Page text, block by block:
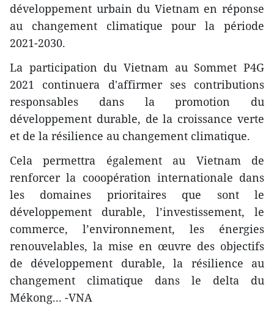
développement urbain du Vietnam en réponse
au changement climatique pour la période
2021-2030.
La participation du Vietnam au Sommet P4G
2021 continuera d'affirmer ses contributions
responsables dans la promotion du
développement durable, de la croissance verte
et de la résilience au changement climatique.
Cela permettra également au Vietnam de
renforcer la cooopération internationale dans
les domaines prioritaires que sont le
développement durable, l’investissement, le
commerce, l’environnement, les énergies
renouvelables, la mise en œuvre des objectifs
de développement durable, la résilience au
changement climatique dans le delta du
Mékong... -VNA